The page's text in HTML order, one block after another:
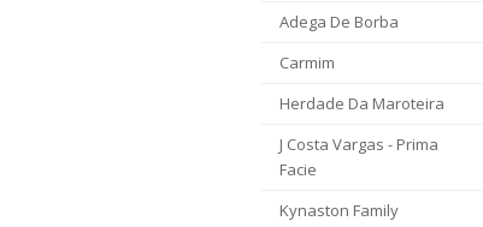
Adega De Borba
Carmim
Herdade Da Maroteira
J Costa Vargas - Prima
Facie
Kynaston Family